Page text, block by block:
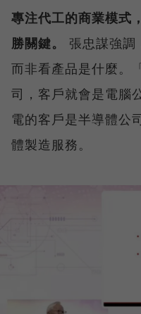
專注代工的商業模式
勝關鍵。
張忠謀強調
而非看產品是什麼。
司，客戶就會是電腦
電的客戶是半導體公
體製造服務。